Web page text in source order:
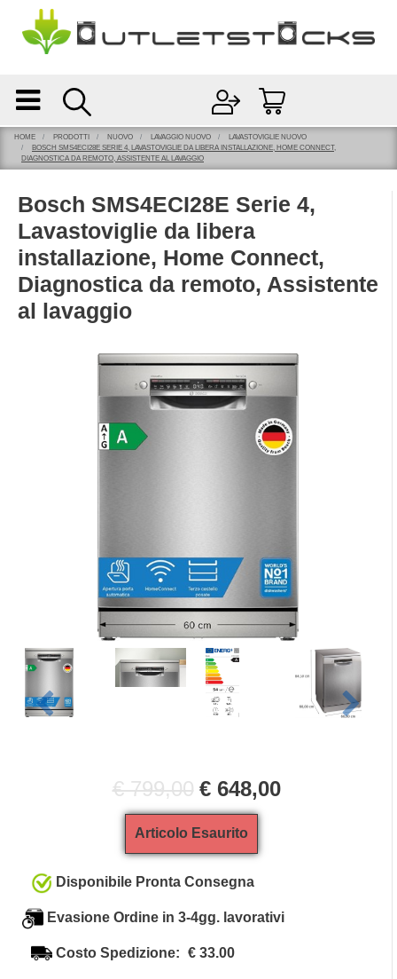
Open menu
HOME PRODOTTI NUOVO LAVAGGIO NUOVO
LAVASTOVIGLIE NUOVO
BOSCH SMS4ECI28E SERIE 4, LAVASTOVIGLIE DA LIBERA INSTALLAZIONE, HOME CONNECT,
DIAGNOSTICA DA REMOTO, ASSISTENTE AL LAVAGGIO
Bosch SMS4ECI28E Serie 4,
Lavastoviglie da libera
installazione, Home Connect,
Diagnostica da remoto, Assistente
al lavaggio
€ 799,00 € 648,00
Articolo Esaurito
Disponibile Pronta Consegna
Evasione Ordine in 3-4gg. lavorativi
Costo Spedizione: € 33.00